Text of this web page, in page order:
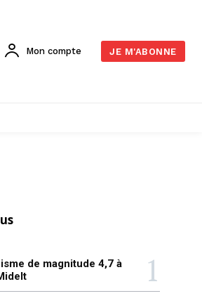
Mon compte JE M'ABONNE
de magnitude 4,7 à